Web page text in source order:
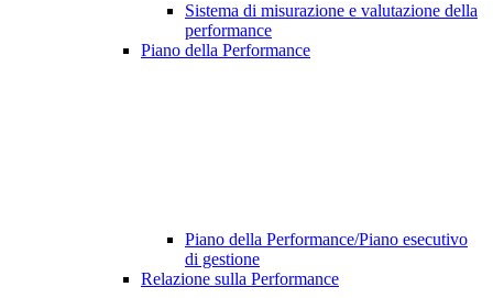
Sistema di misurazione e valutazione della
performance
Piano della Performance
Piano della Performance/Piano esecutivo
di gestione
Relazione sulla Performance